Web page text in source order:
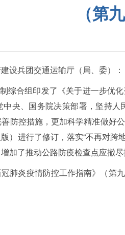
（第
设兵团交通运输厅（局、委）：
综合组印发了《关于进一步优
央、国务院决策部署，坚持
防控措施，更加科学精准做好
）进行了修订，落实“不再对跨
加了推动公路防疫检查点应撤尽
肺炎疫情防控工作指南》（第